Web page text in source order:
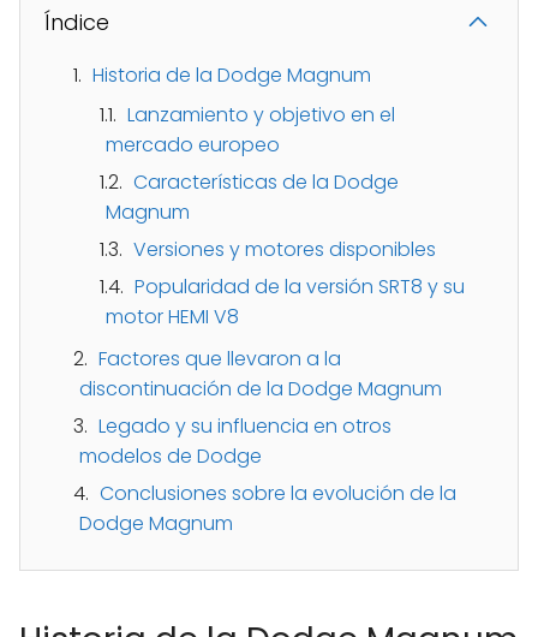
Índice
Historia de la Dodge Magnum
Lanzamiento y objetivo en el
mercado europeo
Características de la Dodge
Magnum
Versiones y motores disponibles
Popularidad de la versión SRT8 y su
motor HEMI V8
Factores que llevaron a la
discontinuación de la Dodge Magnum
Legado y su influencia en otros
modelos de Dodge
Conclusiones sobre la evolución de la
Dodge Magnum